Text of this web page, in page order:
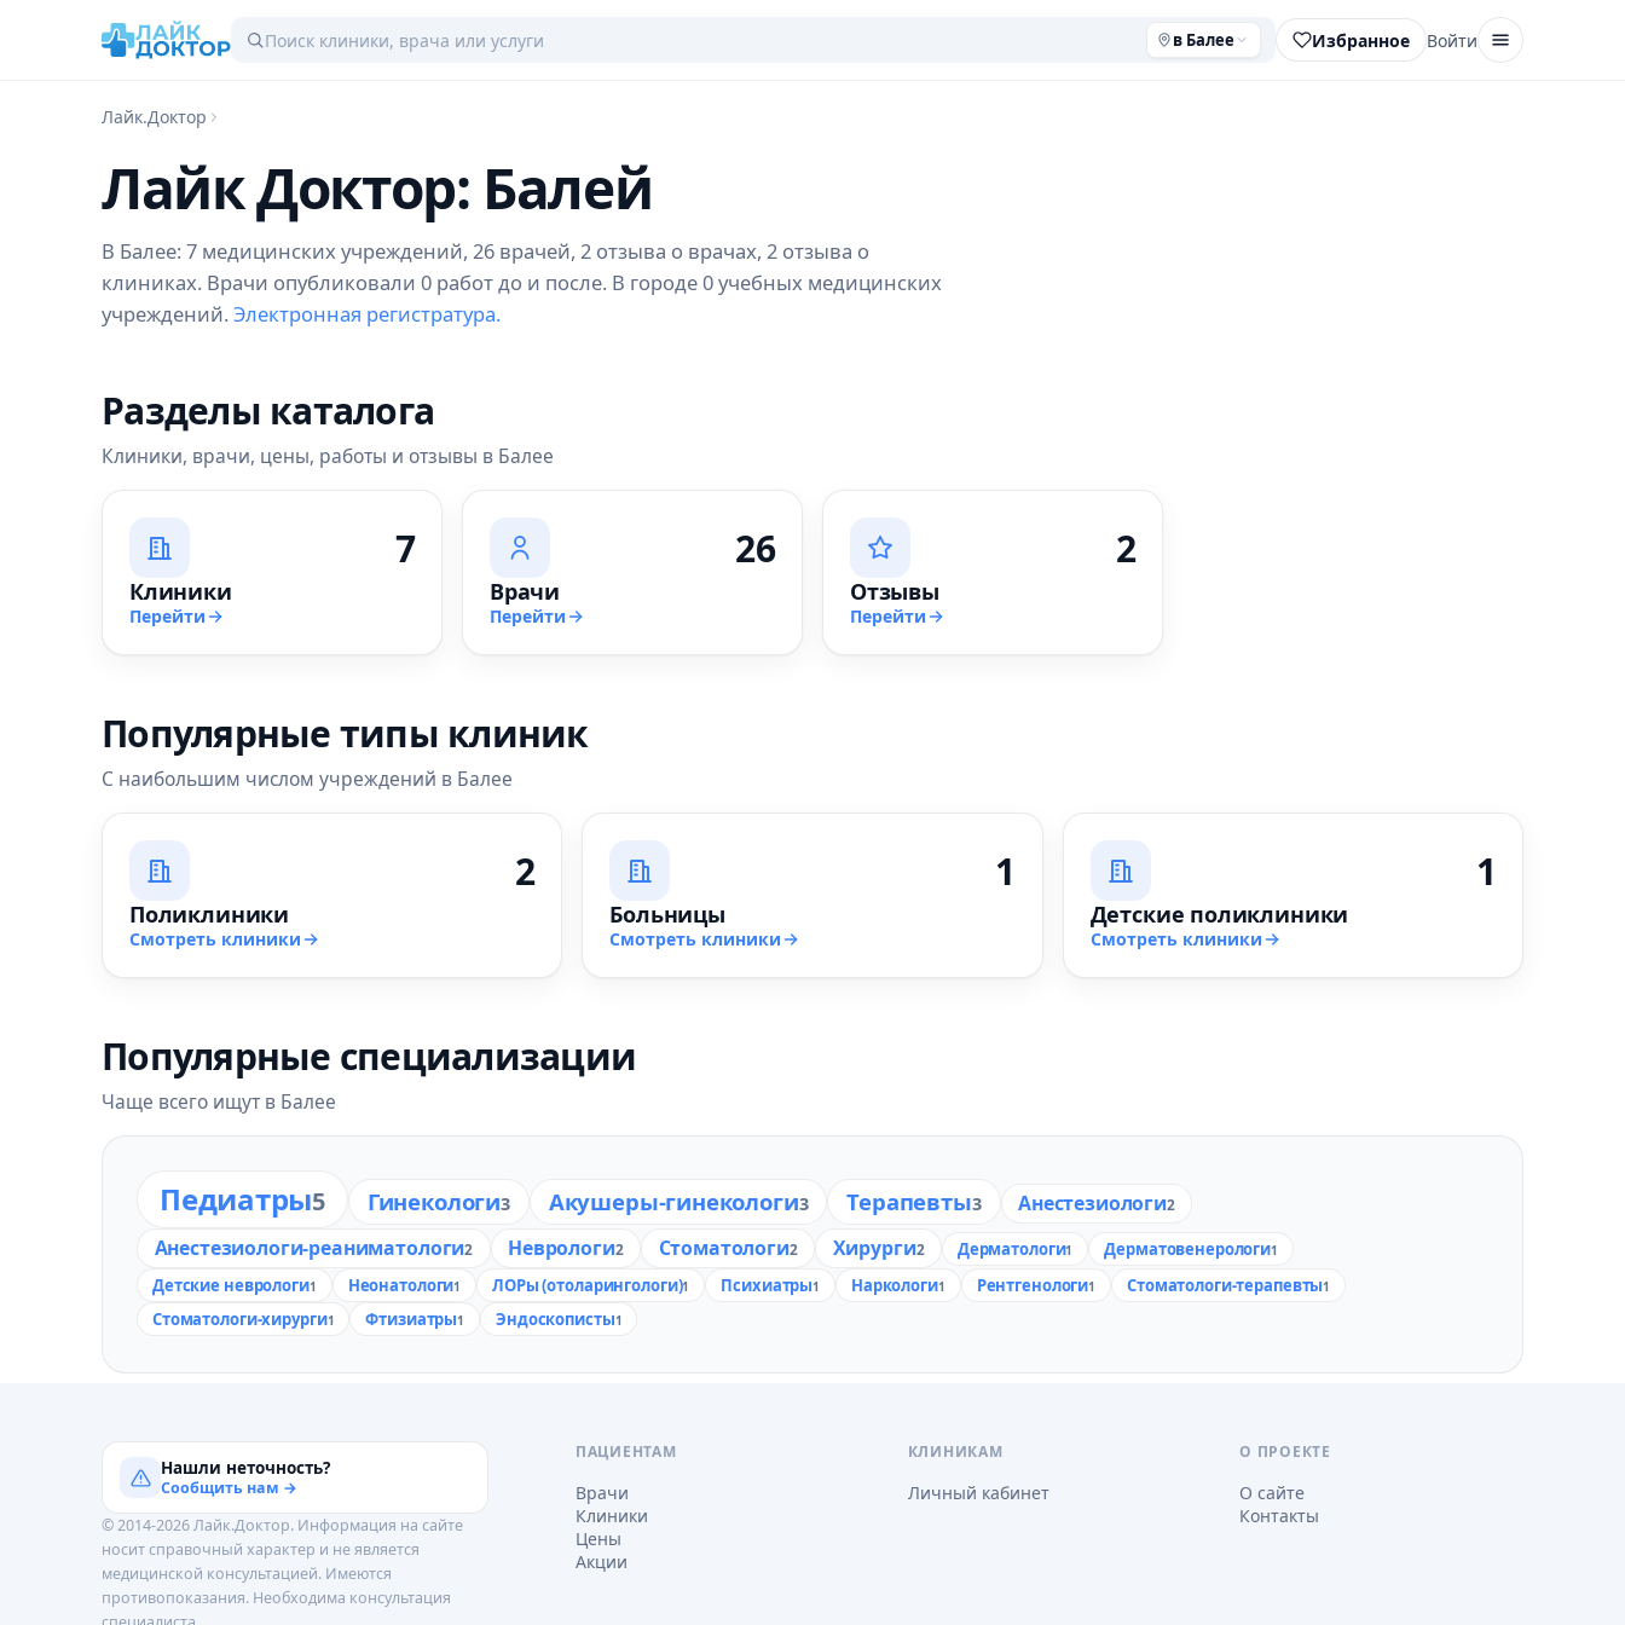
в Балее Избранное Войти
Лайк.Доктор
Лайк Доктор: Балей
В Балее: 7 медицинских учреждений, 26 врачей, 2 отзыва о врачах, 2 отзыва о
клиниках. Врачи опубликовали 0 работ до и после. В городе 0 учебных медицинских
учреждений. Электронная регистратура.
Разделы каталога
Клиники, врачи, цены, работы и отзывы в Балее
7
Клиники
Перейти
26
Врачи
Перейти
2
Отзывы
Перейти
Популярные типы клиник
С наибольшим числом учреждений в Балее
2
Поликлиники
Смотреть клиники
1
Больницы
Смотреть клиники
1
Детские поликлиники
Смотреть клиники
Популярные специализации
Чаще всего ищут в Балее
Педиатры5 Гинекологи3 Акушеры-гинекологи3 Терапевты3 Анестезиологи2
Анестезиологи-реаниматологи2 Неврологи2 Стоматологи2 Хирурги2 Дерматологи1 Дерматовенерологи1
Детские неврологи1 Неонатологи1 ЛОРы (отоларингологи)1 Психиатры1 Наркологи1 Рентгенологи1 Стоматологи-терапевты1
Стоматологи-хирурги1 Фтизиатры1 Эндоскописты1
Нашли неточность?
Сообщить нам →
© 2014-2026 Лайк.Доктор. Информация на сайте
носит справочный характер и не является
медицинской консультацией. Имеются
противопоказания. Необходима консультация
ПАЦИЕНТАМ
Врачи
Клиники
Цены
Акции
КЛИНИКАМ
Личный кабинет
О ПРОЕКТЕ
О сайте
Контакты